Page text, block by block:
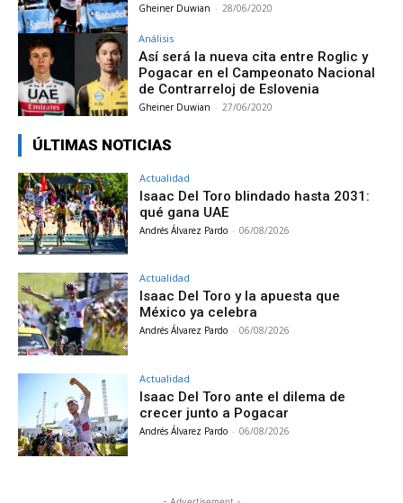
Gheiner Duwian - 28/06/2020
Análisis
Así será la nueva cita entre Roglic y
Pogacar en el Campeonato Nacional
de Contrarreloj de Eslovenia
Gheiner Duwian - 27/06/2020
ÚLTIMAS NOTICIAS
Actualidad
Isaac Del Toro blindado hasta 2031:
qué gana UAE
Andrés Álvarez Pardo - 06/08/2026
Actualidad
Isaac Del Toro y la apuesta que
México ya celebra
Andrés Álvarez Pardo - 06/08/2026
Actualidad
Isaac Del Toro ante el dilema de
crecer junto a Pogacar
Andrés Álvarez Pardo - 06/08/2026